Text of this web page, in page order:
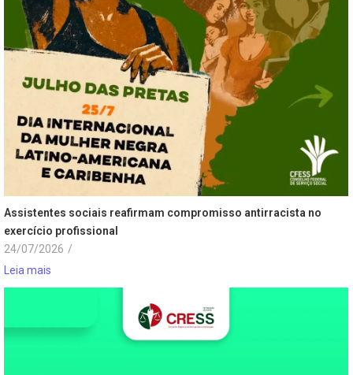
Assistentes sociais reafirmam compromisso antirracista no
exercício profissional
24/07/2026 /
Leia mais